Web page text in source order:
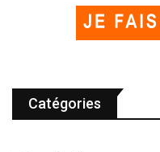
Catégories